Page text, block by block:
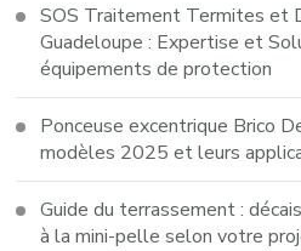
SOS Traitement Termites et
Guadeloupe : Expertise et
équipements de protection
Ponceuse excentrique Brico
modèles 2025 et leurs
Guide du terrassement :
à la mini-pelle selon votre